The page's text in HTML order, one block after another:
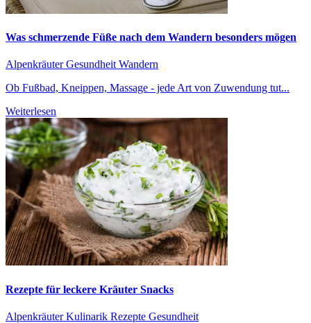
Was schmerzende Füße nach dem Wandern besonders mögen
Alpenkräuter Gesundheit Wandern
Ob Fußbad, Kneippen, Massage - jede Art von Zuwendung tut...
Weiterlesen
Rezepte für leckere Kräuter Snacks
Alpenkräuter Kulinarik Rezepte Gesundheit